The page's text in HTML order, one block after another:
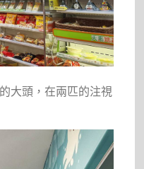
大頭，在兩匹的注視